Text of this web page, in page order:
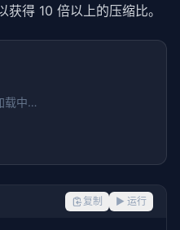
获得 10 倍以上的压缩比。
载中…
复制 ▶ 运行